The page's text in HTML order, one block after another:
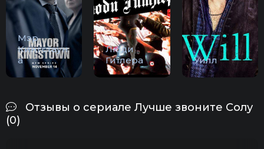
Мэр
Кингстаун
а
Люди
Гитлера
Уилл
Отзывы о сериале Лучше звоните Солу
(0)